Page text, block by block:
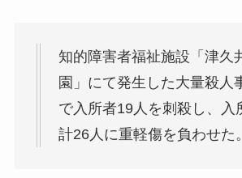
知的障害者福祉施設「津久
園」にて発生した大量殺人
で入所者19人を刺殺し、入
計26人に重軽傷を負わせた。